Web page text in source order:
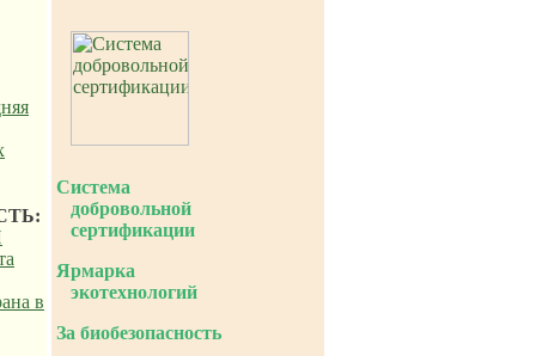
в
Система
добровольной
сертификации
Ярмарка
экотехнологий
За биобезопасность